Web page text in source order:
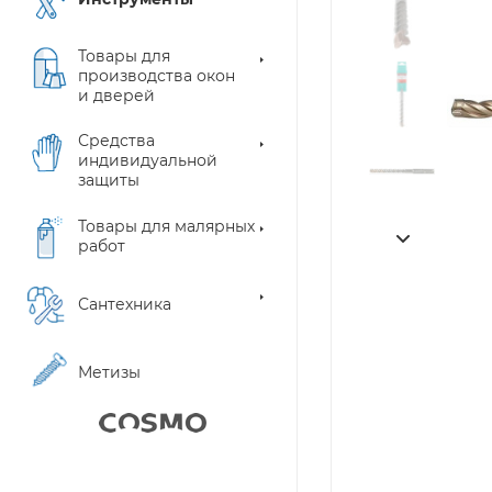
Товары для
производства окон
и дверей
Средства
индивидуальной
защиты
Товары для малярных
работ
Сантехника
Метизы